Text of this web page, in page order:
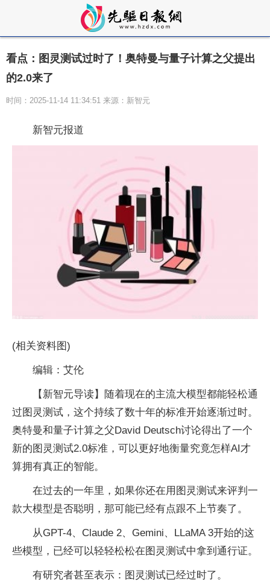
看点：图灵测试过时了！奥特曼与量子计算之父提出
的2.0来了
时间：2025-11-14 11:34:51 来源：新智元
新智元报道
(相关资料图)
编辑：艾伦
【新智元导读】随着现在的主流大模型都能轻松通
过图灵测试，这个持续了数十年的标准开始逐渐过时。
奥特曼和量子计算之父David Deutsch讨论得出了一个
新的图灵测试2.0标准，可以更好地衡量究竟怎样AI才
算拥有真正的智能。
在过去的一年里，如果你还在用图灵测试来评判一
款大模型是否聪明，那可能已经有点跟不上节奏了。
从GPT-4、Claude 2、Gemini、LLaMA 3开始的这
些模型，已经可以轻轻松松在图灵测试中拿到通行证。
有研究者甚至表示：图灵测试已经过时了。